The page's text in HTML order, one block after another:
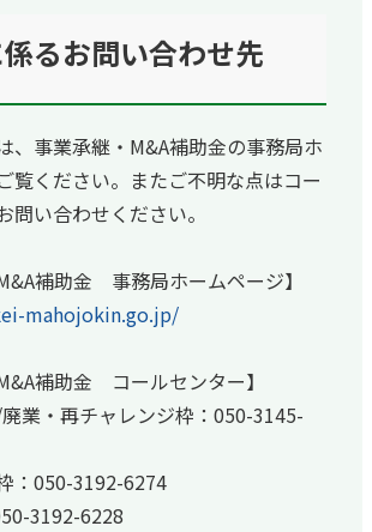
るお問い合わせ先
、事業承継・M&A補助金の事務局ホ
覧ください。またご不明な点はコー
問い合わせください。
補助金 事務局ホームページ】
mahojokin.go.jp/
補助金 コールセンター】
業・再チャレンジ枠：050-3145-
：050-3192-6274
3192-6228